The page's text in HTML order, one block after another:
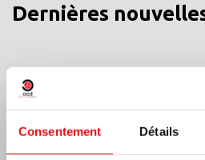
Consentement Détails
Dernières
MEXIQUE: ASSEMBLÉE